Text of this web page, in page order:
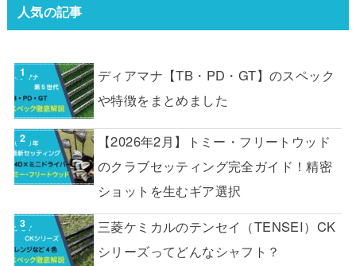
人気の記事
ディアマナ【TB・PD・GT】のスペック
や特徴をまとめました
【2026年2月】トミー・フリートウッド
のクラブセッティング完全ガイド！精密
ショットを生むギア選択
三菱ケミカルのテンセイ（TENSEI）CK
シリーズってどんなシャフト？